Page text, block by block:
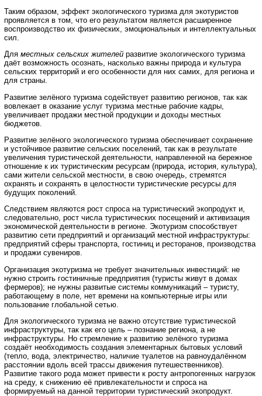
Таким образом, эффект экологического туризма для экотуристов
проявляется в том, что его результатом является расширенное
воспроизводство их физических, эмоциональных и интеллектуальных
сил.
Для местных сельских жителей развитие экологического туризма
даёт возможность осознать, насколько важны природа и культура
сельских территорий и его особенности для них самих, для региона и
для страны.
Развитие зелёного туризма содействует развитию регионов, так как
вовлекает в оказание услуг туризма местные рабочие кадры,
увеличивает продажи местной продукции и доходы местных
бюджетов.
Развитие зелёного экологического туризма обеспечивает сохранение
и устойчивое развитие сельских поселений, так как в результате
увеличения туристической деятельности, направленной на бережное
отношение к их туристическим ресурсам (природа, история, культура),
сами жители сельской местности, в свою очередь, стремятся
охранять и сохранять в целостности туристические ресурсы для
будущих поколений.
Следствием являются рост спроса на туристический экопродукт и,
следовательно, рост числа туристических посещений и активизация
экономической деятельности в регионе. Экотуризм способствует
развитию сети предприятий и организаций местной инфраструктуры:
предприятий сферы транспорта, гостиниц и ресторанов, производства
и продажи сувениров.
Организация экотуризма не требует значительных инвестиций: не
нужно строить гостиничные предприятия (туристы живут в домах
фермеров); не нужны развитые системы коммуникаций – туристу,
работающему в поле, нет времени на компьютерные игры или
пользование глобальной сетью.
Для экологического туризма не важно отсутствие туристической
инфраструктуры, так как его цель – познание региона, а не
инфраструктуры. Но стремление к развитию зелёного туризма
создаёт необходимость создания элементарных бытовых условий
(тепло, вода, электричество, наличие туалетов на равноудалённом
расстоянии вдоль всей трассы движения путешественников).
Развитие такого рода может привести к росту антропогенных нагрузок
на среду, к снижению её привлекательности и спроса на
формируемый на данной территории туристический экопродукт.